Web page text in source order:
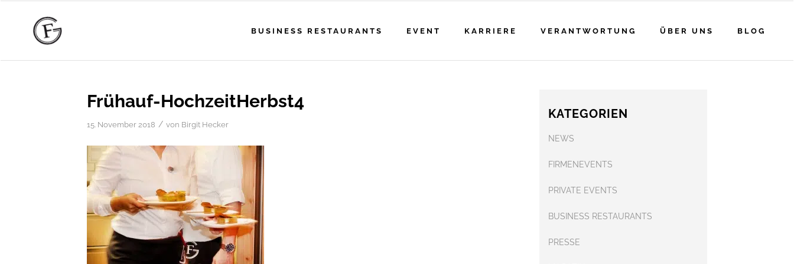
BUSINESS RESTAURANTS EVENT KARRIERE VERANTWORTUNG ÜBER UNS BLOG
Frühauf-HochzeitHerbst4
15. November 2018 / von Birgit Hecker
KATEGORIEN
NEWS
FIRMENEVENTS
PRIVATE EVENTS
BUSINESS RESTAURANTS
PRESSE